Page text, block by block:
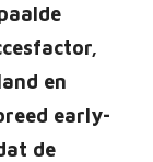
en
early-
de